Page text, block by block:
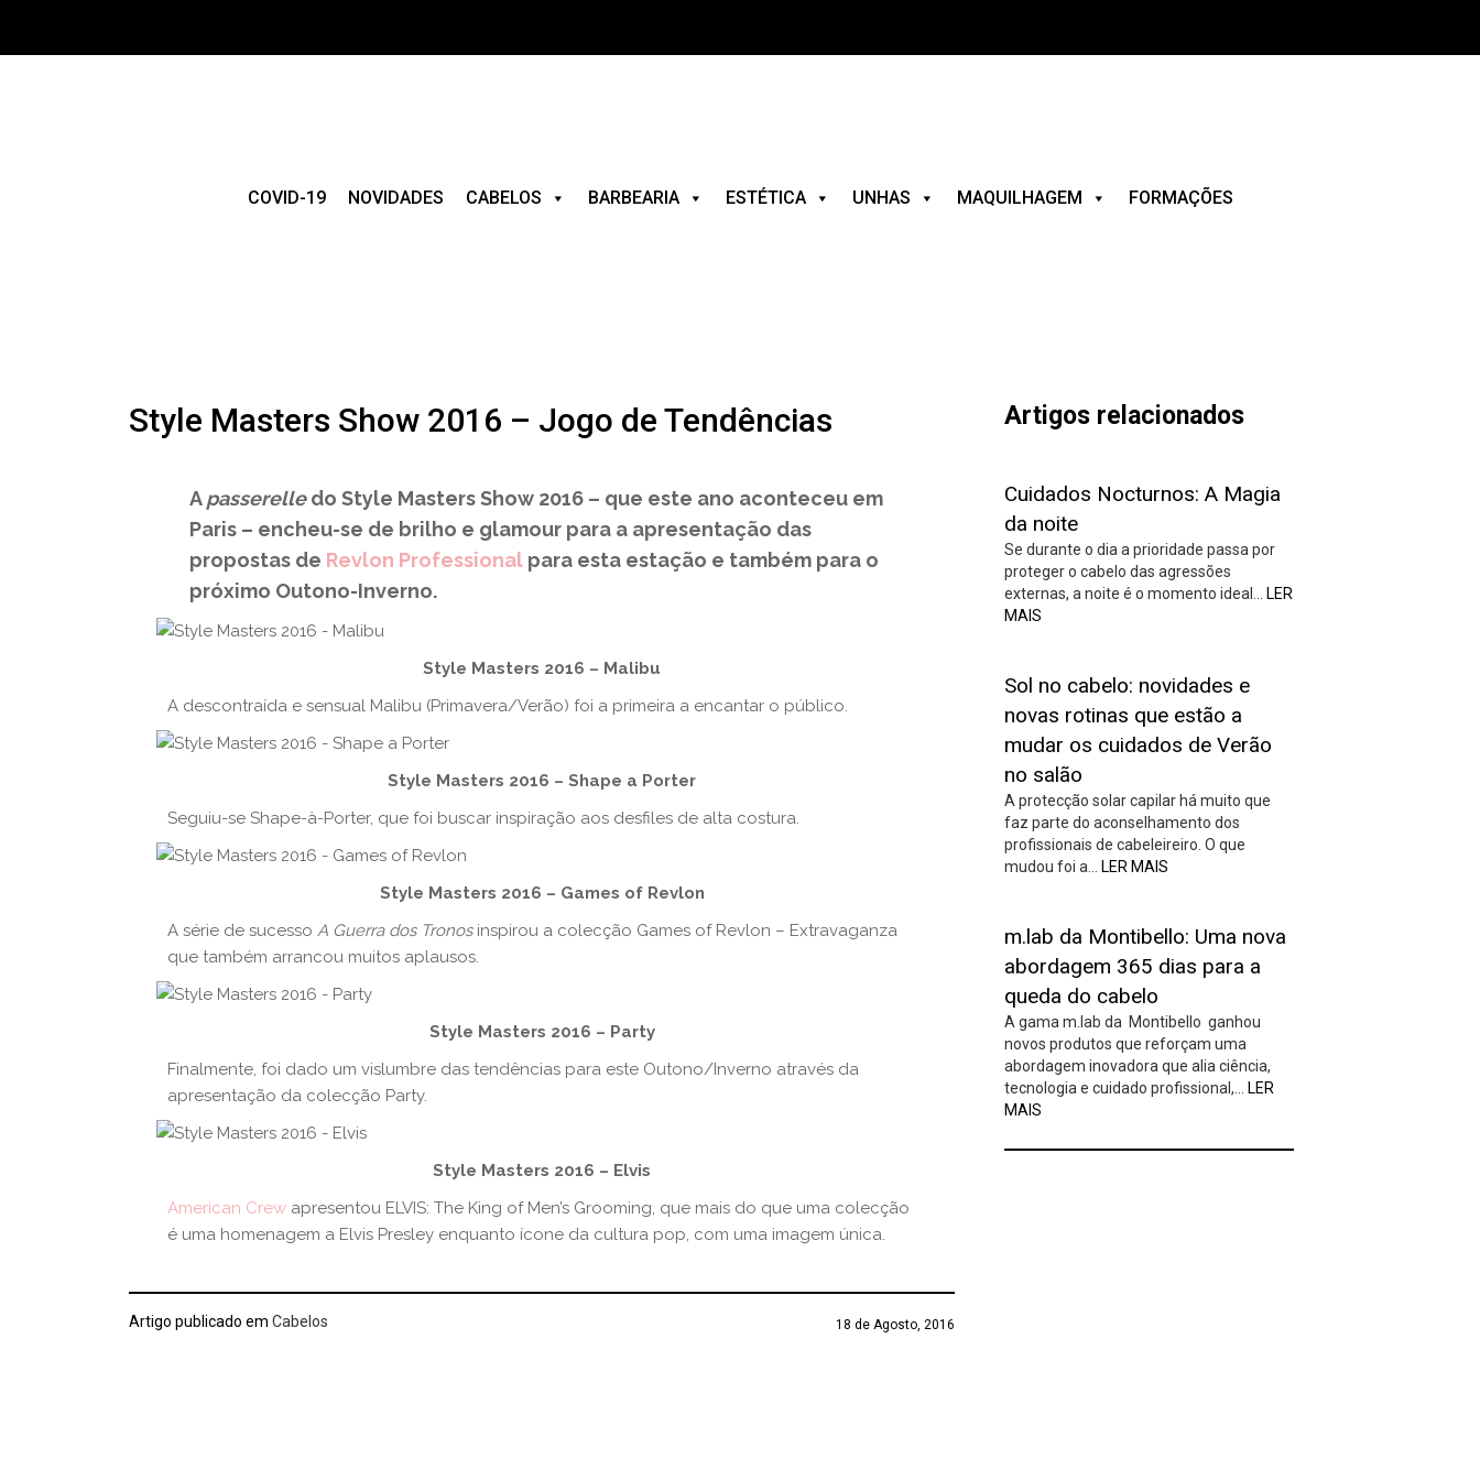
COVID-19 NOVIDADES CABELOS BARBEARIA ESTÉTICA UNHAS MAQUILHAGEM FORMAÇÕES
Style Masters Show 2016 – Jogo de Tendências
Apasserelledo Style Masters Show 2016 – que este ano aconteceu em
Paris – encheu-se de brilho e glamour para a apresentação das
propostas de Revlon Professional para esta estação e também para o
próximo Outono-Inverno.
Style Masters 2016 – Malibu
A descontraída e sensual Malibu (Primavera/Verão) foi a primeira a encantar o público.
Style Masters 2016 – Shape a Porter
Seguiu-se Shape-à-Porter, que foi buscar inspiração aos desfiles de alta costura.
Style Masters 2016 – Games of Revlon
A série de sucesso A Guerra dos Tronosinspirou a colecção Games of Revlon – Extravaganza
que também arrancou muitos aplausos.
Style Masters 2016 – Party
Finalmente, foi dado um vislumbre das tendências para este Outono/Inverno através da
apresentação da colecção Party.
Style Masters 2016 – Elvis
American Crew apresentou ELVIS: The King of Men’s Grooming, que mais do que uma colecção
é uma homenagem a Elvis Presley enquanto ícone da cultura pop, com uma imagem única.
Artigo publicado em Cabelos 18 de Agosto, 2016
Artigos relacionados
Cuidados Nocturnos: A Magia
da noite
Se durante o dia a prioridade passa por
proteger o cabelo das agressões
externas, a noite é o momento ideal…
LER
MAIS
Sol no cabelo: novidades e
novas rotinas que estão a
mudar os cuidados de Verão
no salão
A protecção solar capilar há muito que
faz parte do aconselhamento dos
profissionais de cabeleireiro. O que
mudou foi a…
LER MAIS
m.lab da Montibello: Uma nova
abordagem 365 dias para a
queda do cabelo
A gama m.lab da Montibello ganhou
novos produtos que reforçam uma
abordagem inovadora que alia ciência,
tecnologia e cuidado profissional,…
LER
MAIS